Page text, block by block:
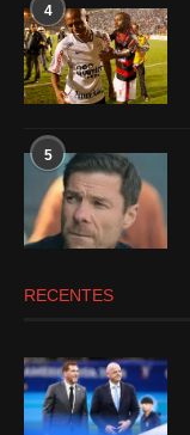
4
5
RECENTES